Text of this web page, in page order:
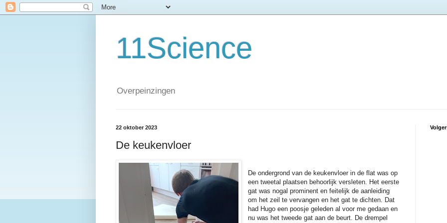
11Science
Overpeinzingen
22 oktober 2023
De keukenvloer
De ondergrond van de keukenvloer in de flat was op
een tweetal plaatsen behoorlijk versleten. Het eerste
gat was nogal prominent en feitelijk de aanleiding
om het zeil te vervangen en het gat te dichten. Dat
had Hugo een poosje geleden al voor me gedaan en
nu was het tweede gat aan de beurt. De drempel